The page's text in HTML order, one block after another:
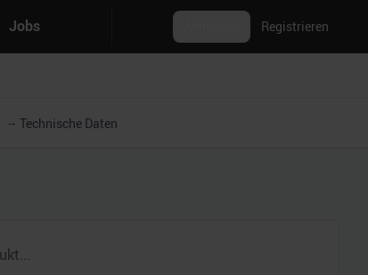
Jobs Registrieren
Technische Daten